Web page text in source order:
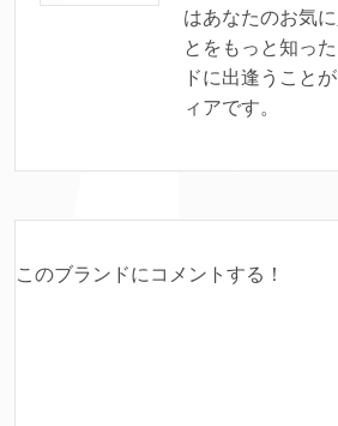
はあなたのお気
とをもっと知っ
ドに出逢うこと
ィアです。
このブランドにコメントする！